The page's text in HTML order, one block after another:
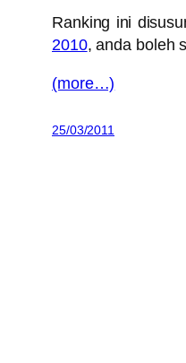
Ranking ini
2010, anda boleh
(more…)
25/03/2011